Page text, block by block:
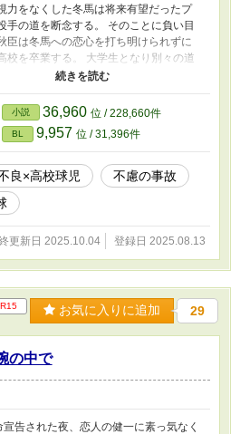
力をなくした冬馬は将来有望だったプ
手の道を断念する。 そのことに負い目
臣は冬馬への恋心を打ち明けられずに
校を卒業する。 大学生となり別々の道
駅で偶然に出会い、それまで蓋をして
だったはずの左目の視力低下に悩み全
恐怖に一人耐えていた。 そんな冬馬に
げ献身的に支える秋臣。そんな秋臣に
惹かれていく冬馬。 過酷な運命を秋臣
お互いを支え合いならが乗り越えよう
小説 36,960 位 / 228,660件
BL 9,957 位 / 31,396件
良×高校球児
不慮の事故
更新日 2025.10.04 登録日 2025.08.13
R15 お気に入りに追加 29
の中で
告された夜、恋人の健一に素っ気なく